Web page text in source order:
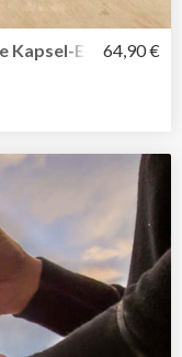
Kapsel- 64,90 €